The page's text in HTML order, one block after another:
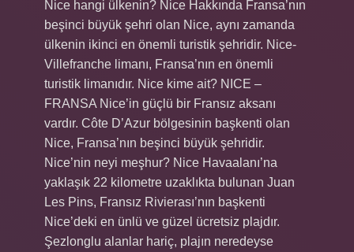
Nice hangi ülkenin? Nice Hakkında Fransa’nın
beşinci büyük şehri olan Nice, aynı zamanda
ülkenin ikinci en önemli turistik şehridir. Nice-
Villefranche limanı, Fransa’nın en önemli
turistik limanıdır. Nice kime ait? NICE –
FRANSA Nice’in güçlü bir Fransız aksanı
vardır. Côte D’Azur bölgesinin başkenti olan
Nice, Fransa’nın beşinci büyük şehridir.
Nice’nin neyi meşhur? Nice Havaalanı’na
yaklaşık 22 kilometre uzaklıkta bulunan Juan
Les Pins, Fransız Rivierası’nın başkenti
Nice’deki en ünlü ve güzel ücretsiz plajdır.
Şezlonglu alanlar hariç, plajın neredeyse